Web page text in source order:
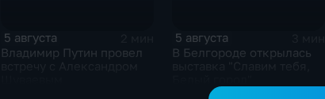
5 августа
Владимир Путин провел
5 августа
В Белгороде открылась